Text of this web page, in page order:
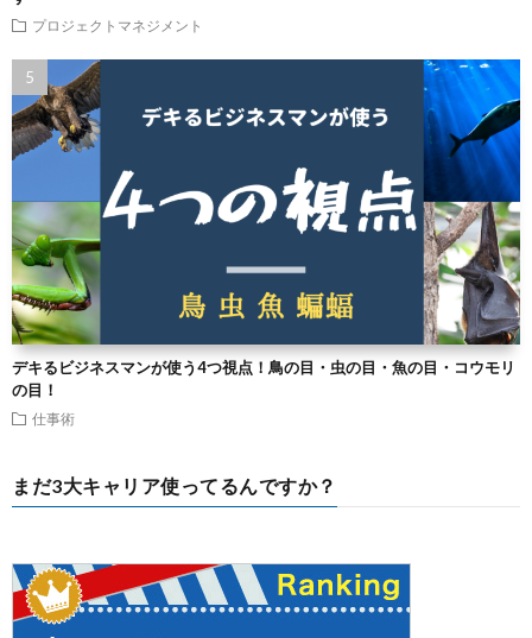
プロジェクトマネジメント
デキるビジネスマンが使う4つ視点！鳥の目・虫の目・魚の目・コウモリ
の目！
仕事術
まだ3大キャリア使ってるんですか？